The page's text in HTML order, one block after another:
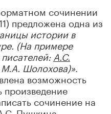
сочинении
предложена одна из
истории в
(На примере
А.С.
Шолохова)»
возможность
произведение
сочинение на